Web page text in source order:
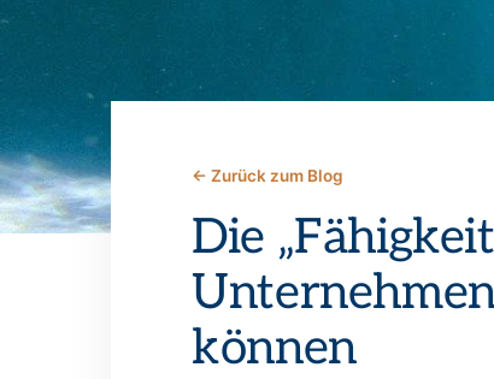
← Zurück zum Blog
Die
können